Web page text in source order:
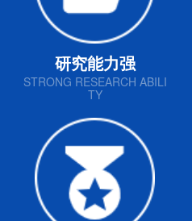
研究能力强
STRONG RESEARCH ABILI
TY